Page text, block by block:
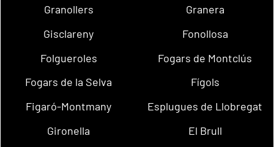
Granollers
Granera
Gisclareny
Fonollosa
Folgueroles
Fogars de Montclús
Fogars de la Selva
Fígols
Figaró-Montmany
Esplugues de Llobregat
Gironella
El Brull